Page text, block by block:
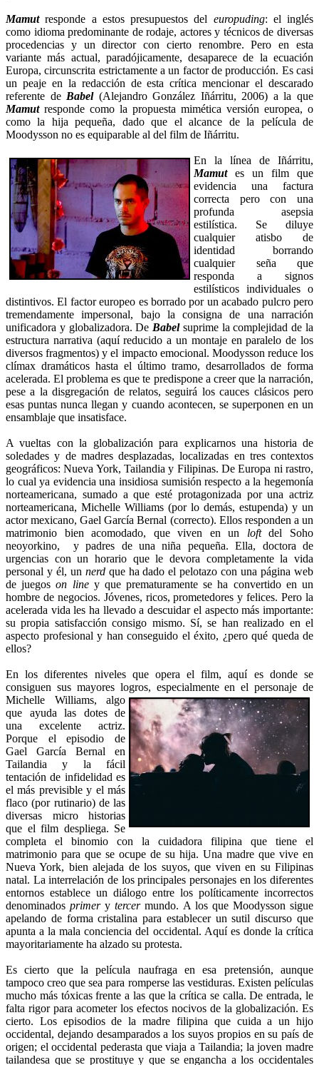
Mamutresponde a estos presupuestos del europuding: el inglés
como idioma predominante de rodaje, actores y técnicos de diversas
procedencias y un director con cierto renombre. Pero en esta
variante más actual, paradójicamente, desaparece de la ecuación
Europa, circunscrita estrictamente a un factor de producción. Es casi
un peaje en la redacción de esta crítica mencionar el descarado
referente de Babel (Alejandro González Iñárritu, 2006) a la que
Mamut responde como la propuesta mimética versión europea, o
como la hija pequeña, dado que el alcance de la película de
Moodysson no es equiparable al del film de Iñárritu.
En la línea de Iñárritu,
Mamutes un film que
evidencia una factura
correcta pero con una
profunda asepsia
estilística. Se diluye
cualquier atisbo de
identidad borrando
cualquier seña que
responda a signos
estilísticos individuales o
distintivos. El factor europeo es borrado por un acabado pulcro pero
tremendamente impersonal, bajo la consigna de una narración
unificadora y globalizadora. De Babelsuprime la complejidad de la
estructura narrativa (aquí reducido a un montaje en paralelo de los
diversos fragmentos) y el impacto emocional. Moodysson reduce los
clímax dramáticos hasta el último tramo, desarrollados de forma
acelerada. El problema es que te predispone a creer que la narración,
pese a la disgregación de relatos, seguirá los cauces clásicos pero
esas puntas nunca llegan y cuando acontecen, se superponen en un
ensamblaje que insatisface.
A vueltas con la globalización para explicarnos una historia de
soledades y de madres desplazadas, localizadas en tres contextos
geográficos: Nueva York, Tailandia y Filipinas. De Europa ni rastro,
lo cual ya evidencia una insidiosa sumisión respecto a la hegemonía
norteamericana, sumado a que esté protagonizada por una actriz
norteamericana, Michelle Williams (por lo demás, estupenda) y un
actor mexicano, Gael García Bernal (correcto). Ellos responden a un
matrimonio bien acomodado, que viven en un loftdel Soho
neoyorkino, y padres de una niña pequeña. Ella, doctora de
urgencias con un horario que le devora completamente la vida
personal y él, un nerdque ha dado el pelotazo con una página web
de juegoson line y que prematuramente se ha convertido en un
hombre de negocios. Jóvenes, ricos, prometedores y felices. Pero la
acelerada vida les ha llevado a descuidar el aspecto más importante:
su propia satisfacción consigo mismo. Sí, se han realizado en el
aspecto profesional y han conseguido el éxito, ¿pero qué queda de
ellos?
En los diferentes niveles que opera el film, aquí es donde se
consiguen sus mayores logros, especialmente en el personaje de
Michelle Williams, algo
que ayuda las dotes de
una excelente actriz.
Porque el episodio de
Gael García Bernal en
Tailandia y la fácil
tentación de infidelidad es
el más previsible y el más
flaco (por rutinario) de las
diversas micro historias
que el film despliega. Se
completa el binomio con la cuidadora filipina que tiene el
matrimonio para que se ocupe de su hija. Una madre que vive en
Nueva York, bien alejada de los suyos, que viven en su Filipinas
natal. La interrelación de los principales personajes en los diferentes
entornos establece un diálogo entre los políticamente incorrectos
denominadosprimerytercermundo. A los que Moodysson sigue
apelando de forma cristalina para establecer un sutil discurso que
apunta a la mala conciencia del occidental. Aquí es donde la crítica
mayoritariamente ha alzado su protesta.
Es cierto que la película naufraga en esa pretensión, aunque
tampoco creo que sea para romperse las vestiduras. Existen películas
mucho más tóxicas frente a las que la crítica se calla. De entrada, le
falta rigor para acometer los efectos nocivos de la globalización. Es
cierto. Los episodios de la madre filipina que cuida a un hijo
occidental, dejando desamparados a los suyos propios en su país de
origen; el occidental pederasta que viaja a Tailandia; la joven madre
tailandesa que se prostituye y que se engancha a los occidentales